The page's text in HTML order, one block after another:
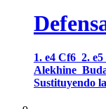
1. e4 Cf6 2.
Alekhine
Sustituyendo